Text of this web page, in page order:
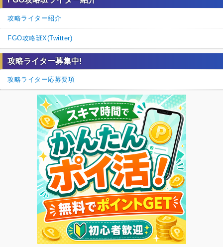
攻略ライター紹介
FGO攻略班X(Twitter)
攻略ライター募集中!
攻略ライター応募要項